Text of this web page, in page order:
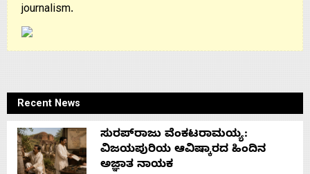
journalism.
Recent News
ಸುರಪ್‌ರಾಜು ವೆಂಕಟರಾಮಯ್ಯ:
ವಿಜಯಪುರಿಯ ಆವಿಷ್ಕಾರದ ಹಿಂದಿನ
ಅಜ್ಞಾತ ನಾಯಕ